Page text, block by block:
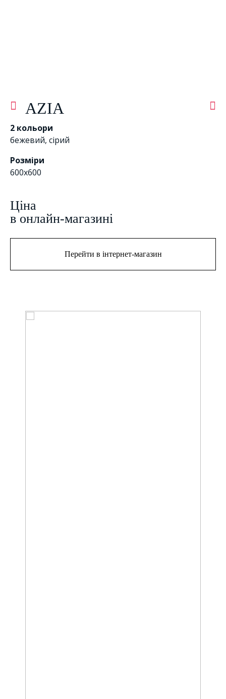
AZIA
2 кольори
бежевий, сірий
Розміри
600x600
Цiна
в онлайн-магазині
Перейти в інтернет-магазин